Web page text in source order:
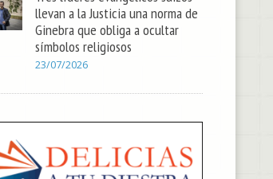
llevan a la Justicia una norma de
Ginebra que obliga a ocultar
símbolos religiosos
23/07/2026